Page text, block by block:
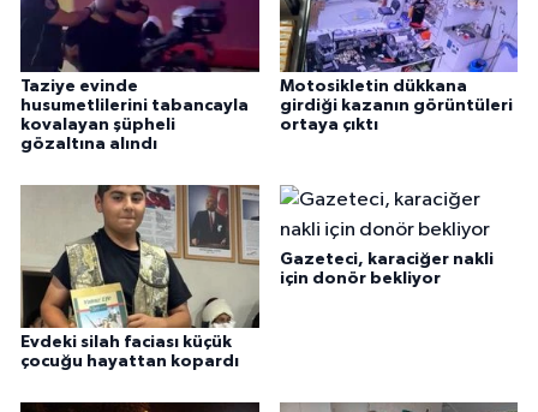
Taziye evinde
husumetlilerini tabancayla
kovalayan şüpheli
gözaltına alındı
Motosikletin dükkana
girdiği kazanın görüntüleri
ortaya çıktı
Evdeki silah faciası küçük
çocuğu hayattan kopardı
Gazeteci, karaciğer nakli
için donör bekliyor